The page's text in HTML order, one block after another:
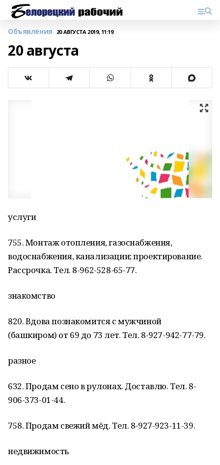
Объявления 20 АВГУСТА 2019, 11:19
20 августа
услуги
755. Монтаж отопления, газоснабжения,
водоснабжения, канализации; проектирование.
Рассрочка. Тел. 8-962-528-65-77.
знакомство
820. Вдова познакомится с мужчиной
(башкиром) от 69 до 73 лет. Тел. 8-927-942-77-79.
разное
632. Продам сено в рулонах. Доставлю. Тел. 8-
906-373-01-44.
758. Продам свежий мёд. Тел. 8-927-923-11-39.
недвижимость